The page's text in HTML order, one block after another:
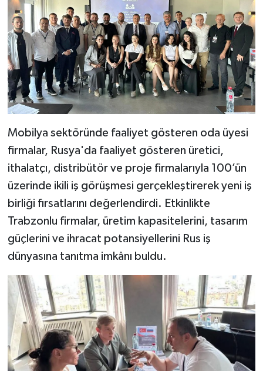
Mobilya sektöründe faaliyet gösteren oda üyesi
firmalar, Rusya'da faaliyet gösteren üretici,
ithalatçı, distribütör ve proje firmalarıyla 100’ün
üzerinde ikili iş görüşmesi gerçekleştirerek yeni iş
birliği fırsatlarını değerlendirdi. Etkinlikte
Trabzonlu firmalar, üretim kapasitelerini, tasarım
güçlerini ve ihracat potansiyellerini Rus iş
dünyasına tanıtma imkânı buldu.